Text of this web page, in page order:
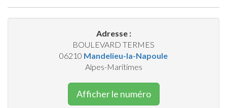
Adresse :
BOULEVARD TERMES
06210 Mandelieu-la-Napoule
Alpes-Maritimes
Afficher le numéro